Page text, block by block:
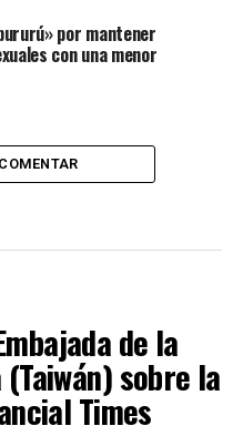
por mantener
con una menor
de la
sobre la
Times